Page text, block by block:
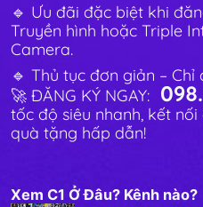
🔹 Ưu đãi đặc biệt khi
Truyền hình hoặc Triple
Camera.
🔹 Thủ tục đơn giản – Chỉ
🚀 ĐĂNG KÝ NGAY:
tốc độ siêu nhanh, kết
quà tặng hấp dẫn!
Xem C1 Ở Đâu? Kênh nào?